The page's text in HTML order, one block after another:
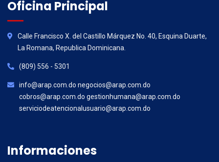
Oficina Principal
Calle Francisco X. del Castillo Márquez No. 40, Esquina Duarte,
La Romana, Republica Dominicana.
(809) 556 - 5301
info@arap.com.do negocios@arap.com.do
cobros@arap.com.do gestionhumana@arap.com.do
serviciodeatencionalusuario@arap.com.do
Informaciones